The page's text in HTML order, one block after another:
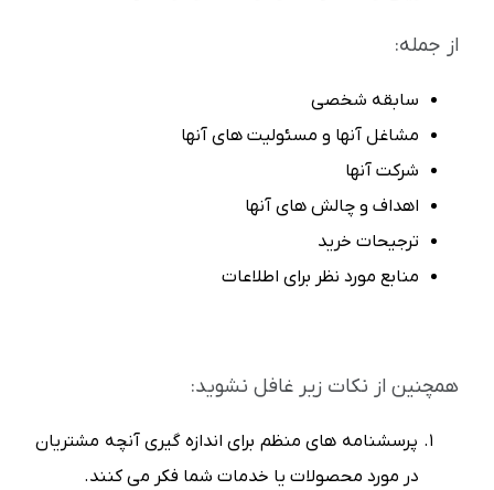
از جمله:
سابقه شخصی
مشاغل آنها و مسئولیت های آنها
شرکت آنها
اهداف و چالش های آنها
ترجیحات خرید
منابع مورد نظر برای اطلاعات
همچنین از نکات زیر غافل نشوید:
پرسشنامه های منظم برای اندازه گیری آنچه مشتریان
در مورد محصولات یا خدمات شما فکر می کنند.